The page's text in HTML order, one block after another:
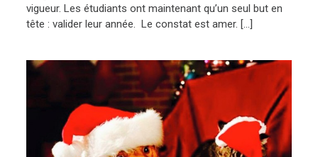
vigueur. Les étudiants ont maintenant qu’un seul but en
tête : valider leur année. Le constat est amer. […]